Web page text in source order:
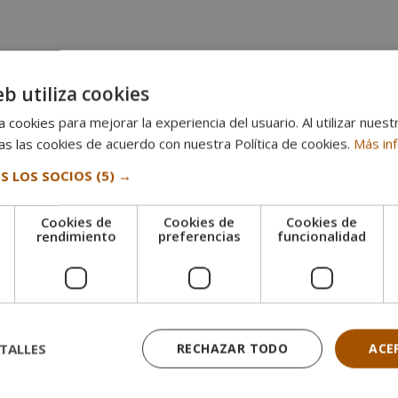
en la empresa. Mediante este proceso se suman las
adquiridos en el curso. Este periodo será presencial, de 3 meses
domicilio del alumno.
pruebas de evaluación, el alumno recibirá un diploma que certifica
CANINO
española en formación de calidad.
Europeo, que da fe de la validez, contenidos y autenticidad del
la adquisición de formación teórica complementaria. Este
oficial.
utiliza cookies
cookies para mejorar la experiencia del usuario. Al utilizar
las cookies de acuerdo con nuestra Política de cookies. Más
LOS SOCIOS (5) →
Cookies de
rendimiento
Cookies de
preferencias
Cookies de
funcionalidad
RECHAZAR TODO